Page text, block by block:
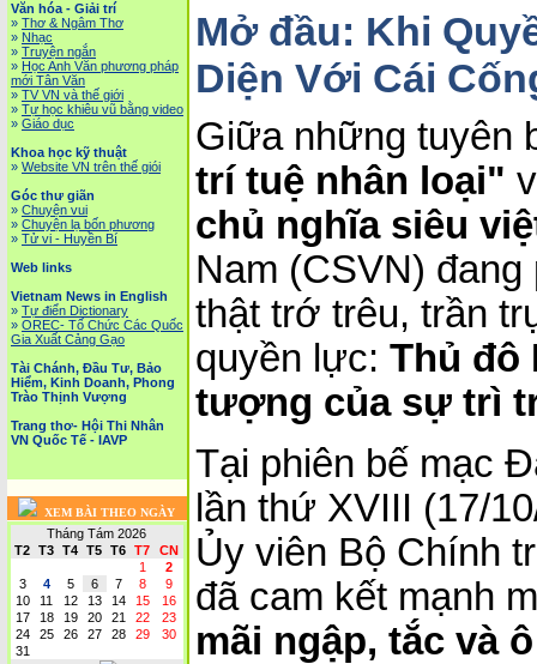
Văn hóa - Giải trí
» Thơ & Ngâm Thơ
» Nhạc
» Truyện ngắn
» Học Anh Văn phương pháp
mới Tân Văn
» TV VN và thế giới
» Tự học khiêu vũ bằng video
» Giáo dục
Khoa học kỹ thuật
» Website VN trên thế giói
Góc thư giãn
» Chuyện vui
» Chuyện lạ bốn phương
» Tử vi - Huyền Bí
Web links
Vietnam News in English
» Tự điển Dictionary
» OREC- Tố Chức Các Quốc
Gia Xuất Cảng Gạo
Tài Chánh, Đầu Tư, Bảo
Hiểm, Kinh Doanh, Phong
Trào Thịnh Vượng
Trang thơ- Hội Thi Nhân
VN Quốc Tế - IAVP
XEM BÀI THEO NGÀY
Tháng Tám 2026
T2
T3 T4 T5 T6 T7
CN
1
2
3
4 5 6 7 8
9
10
11 12 13 14 15
16
17
18 19 20 21 22
23
24
25 26 27 28 29
30
31
Mở đầu: Khi
Diện Với Cái
Giữa những tuyên
trí tuệ nhân loại"
chủ nghĩa siêu
Nam (CSVN)
thật trớ trêu, trần
quyền lực: Thủ đô
tượng của sự trì
Tại phiên bế mạc
lần thứ XVIII (17/
Ủy viên Bộ Chính
đã cam kết mạnh
mãi ngập, tắc và